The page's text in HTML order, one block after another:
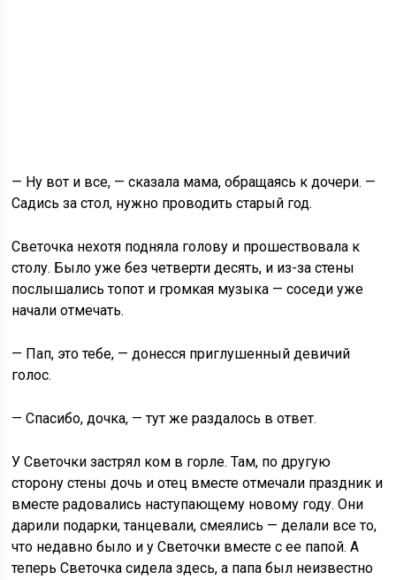
— Ну вот и все, — сказала мама, обращаясь к дочери. —
Садись за стол, нужно проводить старый год.
Светочка нехотя подняла голову и прошествовала к
столу. Было уже без четверти десять, и из-за стены
послышались топот и громкая музыка — соседи уже
начали отмечать.
— Пап, это тебе, — донесся приглушенный девичий
голос.
— Спасибо, дочка, — тут же раздалось в ответ.
У Светочки застрял ком в горле. Там, по другую
сторону стены дочь и отец вместе отмечали праздник и
вместе радовались наступающему новому году. Они
дарили подарки, танцевали, смеялись — делали все то,
что недавно было и у Светочки вместе с ее папой. А
теперь Светочка сидела здесь, а папа был неизвестно